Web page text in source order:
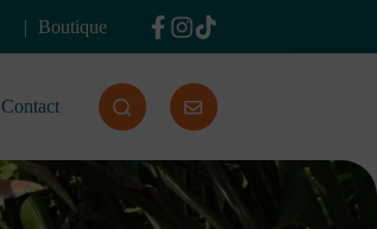
Boutique
Contact